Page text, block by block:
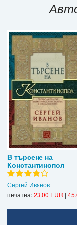
Подаръци
Ваучери
Промоции
Контакти
Вход
Регистрация
В търсене на
Константинопол
Сергей Иванов
печатна:23.00 EUR |